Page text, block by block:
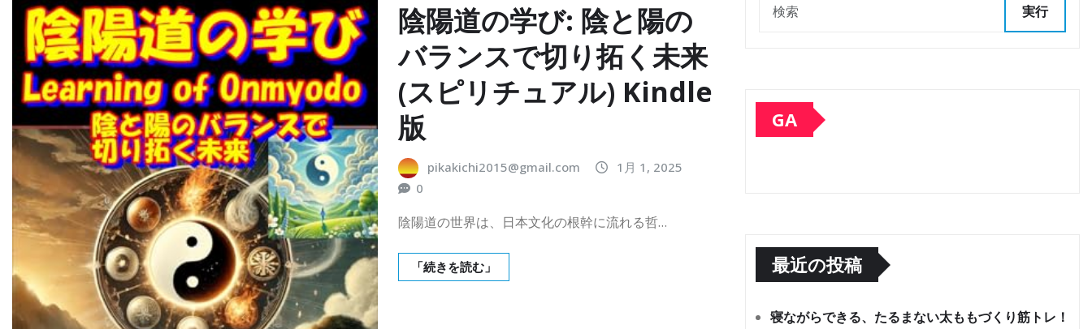
陰陽道の学び: 陰と陽の
バランスで切り拓く未来
(スピリチュアル) Kindle
版
pikakichi2015@gmail.com
1月 1, 2025
0
陰陽道の世界は、日本文化の根幹に流れる哲…
「続きを読む」
実行
GA
最近の投稿
寝ながらできる、たるまない太ももづくり筋トレ！